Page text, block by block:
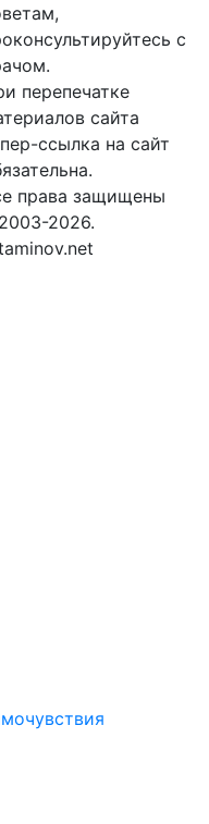
с
перепечатке
сайта
ссылка на сайт
права защищены
2026.